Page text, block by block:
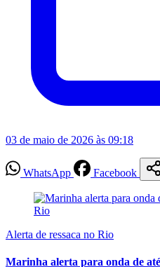
03 de maio de 2026 às 09:18
WhatsApp Facebook
Alerta de ressaca no Rio
Marinha alerta para onda de